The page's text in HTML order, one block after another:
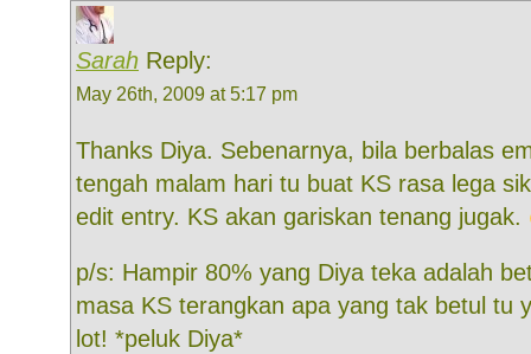
Sarah Reply:
May 26th, 2009 at 5:17 pm
Thanks Diya. Sebenarnya, bila berbalas
tengah malam hari tu buat KS rasa lega
edit entry. KS akan gariskan tenang jugak.
p/s: Hampir 80% yang Diya teka adalah
masa KS terangkan apa yang tak betul tu
lot! *peluk Diya*